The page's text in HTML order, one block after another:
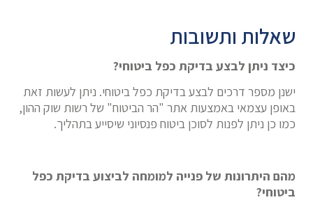
שאלות ותשובות
כיצד ניתן לבצע בדיקת כפל ביטוחי?
ישנן מספר דרכים לבצע בדיקת כפל ביטוחי. ניתן לעשות זאת
באופן עצמאי באמצעות אתר "הר הביטוח" של רשות שוק ההון,
כמו כן ניתן לפנות לסוכן ביטוח פנסיוני שיסייע בתהליך.
מהם היתרונות של פנייה למומחה לביצוע בדיקת כפל
ביטוחי?